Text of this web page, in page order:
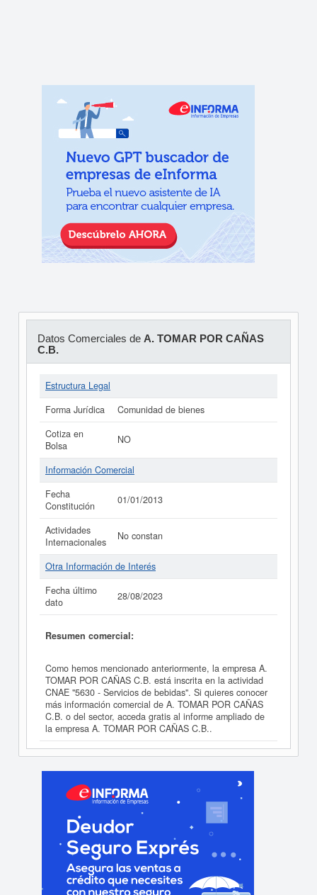
Datos Comerciales de A. TOMAR POR CAÑAS
C.B.
Estructura Legal
Forma Jurídica
Comunidad de bienes
Cotiza en
Bolsa
NO
Información Comercial
Fecha
Constitución
01/01/2013
Actividades
Internacionales
No constan
Otra Información de Interés
Fecha último
dato
28/08/2023
Resumen comercial:
Como hemos mencionado anteriormente, la empresa A.
TOMAR POR CAÑAS C.B. está inscrita en la actividad
CNAE "5630 - Servicios de bebidas". Si quieres conocer
más información comercial de A. TOMAR POR CAÑAS
C.B. o del sector, acceda gratis al informe ampliado de
la empresa A. TOMAR POR CAÑAS C.B..